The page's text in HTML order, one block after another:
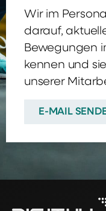
Wir im
darauf,
Bewegungen
kennen und
unserer
E-MAIL